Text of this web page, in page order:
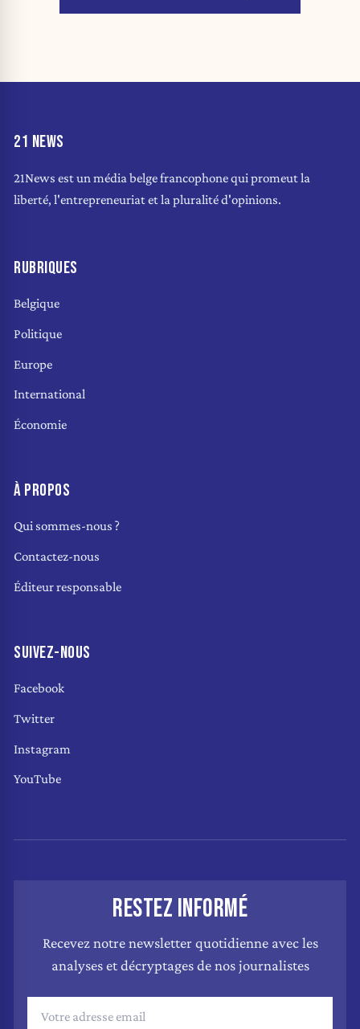
21 NEWS
21News est un média belge francophone qui promeut la
liberté, l'entrepreneuriat et la pluralité d'opinions.
RUBRIQUES
Belgique
Politique
Europe
International
Économie
À PROPOS
Qui sommes-nous ?
Contactez-nous
Éditeur responsable
SUIVEZ-NOUS
Facebook
Twitter
Instagram
YouTube
RESTEZ INFORMÉ
Recevez notre newsletter quotidienne avec les
analyses et décryptages de nos journalistes